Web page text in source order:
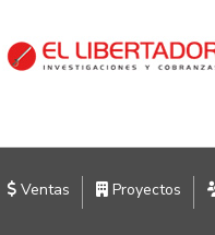
Ventas Proyectos